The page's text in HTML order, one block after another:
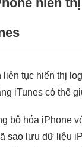
liên tục hiển thị
iTunes có thể
bộ hóa iPhone
sao lưu dữ liệu